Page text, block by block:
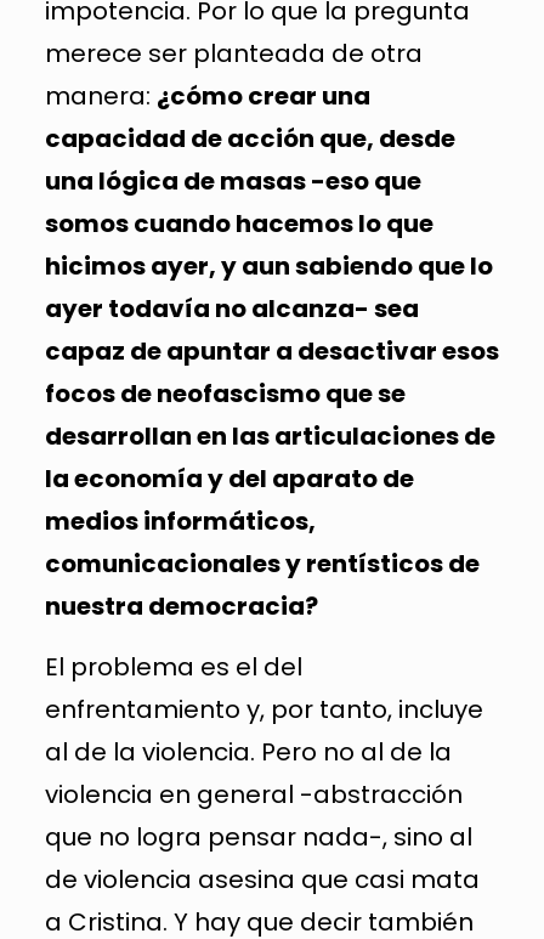
impotencia. Por lo que la pregunta
merece ser planteada de otra
manera: ¿cómo crear una
capacidad de acción que, desde
una lógica de masas -eso que
somos cuando hacemos lo que
hicimos ayer, y aun sabiendo que lo
ayer todavía no alcanza- sea
capaz de apuntar a desactivar esos
focos de neofascismo que se
desarrollan en las articulaciones de
la economía y del aparato de
medios informáticos,
comunicacionales y rentísticos de
nuestra democracia?
El problema es el del
enfrentamiento y, por tanto, incluye
al de la violencia. Pero no al de la
violencia en general -abstracción
que no logra pensar nada-, sino al
de violencia asesina que casi mata
a Cristina. Y hay que decir también